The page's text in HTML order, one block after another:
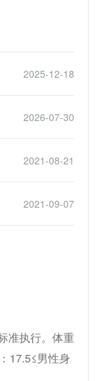
2025-12-18
2026-07-30
2021-08-21
2021-09-07
准执行。体重
17.5≤男性身